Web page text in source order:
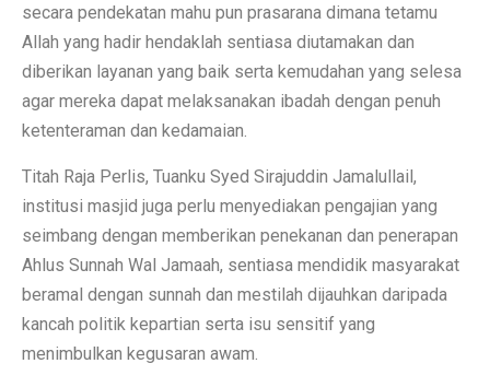
secara pendekatan mahu pun prasarana dimana tetamu
Allah yang hadir hendaklah sentiasa diutamakan dan
diberikan layanan yang baik serta kemudahan yang selesa
agar mereka dapat melaksanakan ibadah dengan penuh
ketenteraman dan kedamaian.
Titah Raja Perlis, Tuanku Syed Sirajuddin Jamalullail,
institusi masjid juga perlu menyediakan pengajian yang
seimbang dengan memberikan penekanan dan penerapan
Ahlus Sunnah Wal Jamaah, sentiasa mendidik masyarakat
beramal dengan sunnah dan mestilah dijauhkan daripada
kancah politik kepartian serta isu sensitif yang
menimbulkan kegusaran awam.